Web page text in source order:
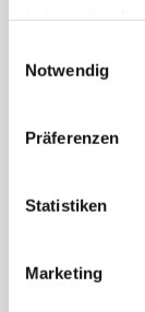
Cookies, wenn
Notwendig
Präferenzen
Statistiken
Marketing
Gespräche
und
PKV-
deutlichen